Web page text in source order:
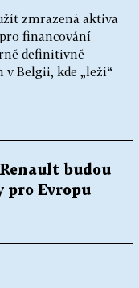
zmrazená aktiva
financování
definitivně
Belgii, kde „leží“
budou
pro Evropu